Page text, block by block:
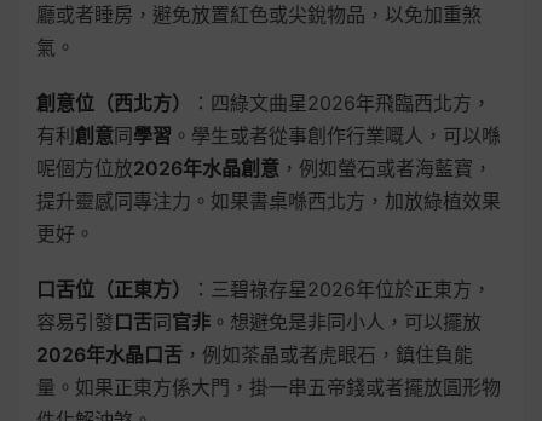
廳或者睡房，避免放置紅色或尖銳物品，以免加重煞
氣。
創意位（西北方）
：四綠文曲星2026年飛臨西北方，
有利 創意同學習 。學生或者從事創作行業嘅人，可以喺
呢個方位放2026年水晶創意 ，例如螢石或者海藍寶，
提升靈感同專注力。如果書桌喺西北方，加放綠植效果
更好。
口舌位（正東方）
：三碧祿存星2026年位於正東方，
容易引發 口舌同官非 。想避免是非同小人，可以擺放
2026年水晶口舌 ，例如茶晶或者虎眼石，鎮住負能
量。如果正東方係大門，掛一串五帝錢或者擺放圓形物